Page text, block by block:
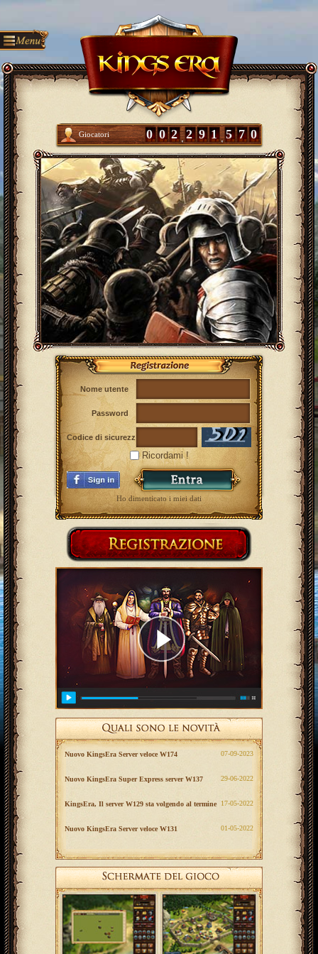
Giocatori 0 0 2 2 9 1 5 7 0
Nome utente
Password
Codice di sicurezza
Ricordami !
Ho dimenticato i miei dati
Nuovo KingsEra Server veloce W174 ‎07-09-2023
Nuovo KingsEra Super Express server W137 ‎29-06-2022
KingsEra, Il server W129 sta volgendo al termine ‎17-05-2022
Nuovo KingsEra Server veloce W131 ‎01-05-2022